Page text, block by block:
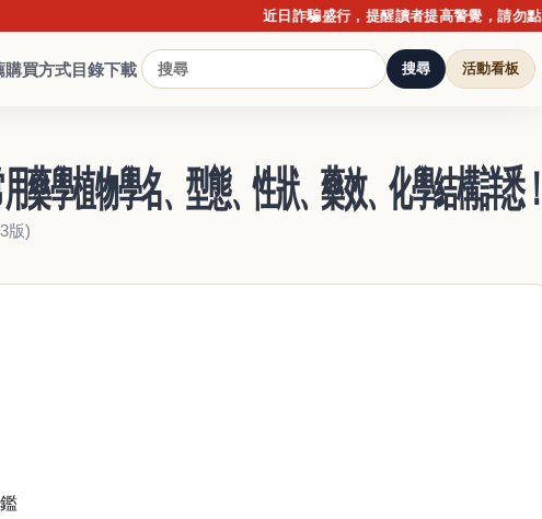
近日詐騙盛行，提醒讀者提高警覺，請勿點擊不明
購買方式目錄下載 搜尋 活動看板
藥學植物學名、型態、性狀、藥效、化學結構詳悉
版)